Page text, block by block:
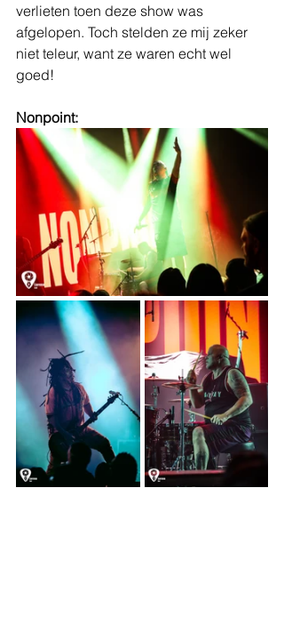
verlieten toen deze show was
afgelopen. Toch stelden ze mij zeker
niet teleur, want ze waren echt wel
goed!
Nonpoint: